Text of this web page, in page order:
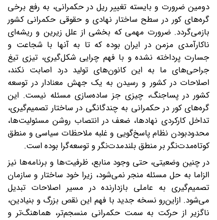
دومین ضرورت و بایسته تغییر ریل در حکمرانی، به رفع برخی
گره‌های کور در سطح ساختار نهادی و حقوقی حکمرانی کشور
بازمی‌گردد. ضرورت مهمی که بخشی از علل زیرین و ریشه‌ای
ناکارآمدی مزمن در ایران بوده که تا به آنها با شجاعت و
جسارت پرداخته نشده و با فهم چرایی شکل‌گیری، تیزی تیغ
جراحی‌های ما به این کانون‌های تولید درد اصابت نکند،
اصلاحات در کشور و رسیدن به یک جهش معنادار در توسعه
کشور در پساجنگ، چیزی جز ساده‌سازی مسئله نیست. این
گره‌های کور در حکمرانی به چندگانگی در ساختار تصمیم‌گیری،
تداخل کارکردی نهادها، ضعف در انتصاب روشن مسئولیت‌ها،
محدودبودن نظام پاسخ‌گویی و غلبه ملاحظات سیاسی و منطق
کوتاه‌مدت‌نگر بر منطق بلندمدت‌نگر و توسعه‌گرا بوده است.
در چنین وضعیتی، حتی وجود منابع، ظرفیت‌ها و برنامه‌ها نیز
الزاما به حل مسئله منجر نمی‌شود، زیرا خود ساختار و سازمان
تصمیم‌گیری به عاملی بازدارنده در مسیر اصلاحات تبدیل
می‌شود. ازاین‌رو نسخه جدید با فهم این نقص بزرگ و بنیادین،
ناگزیر از حرکت به سمت حکمرانی منسجم‌تر، هماهنگ‌تر و